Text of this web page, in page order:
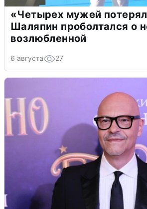
«Четырех мужей
Шаляпин проболтался о
возлюбленной
6 августа 27